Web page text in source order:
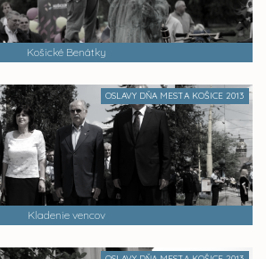
Košické Benátky
OSLAVY DŇA MESTA KOŠICE 2013
Kladenie vencov